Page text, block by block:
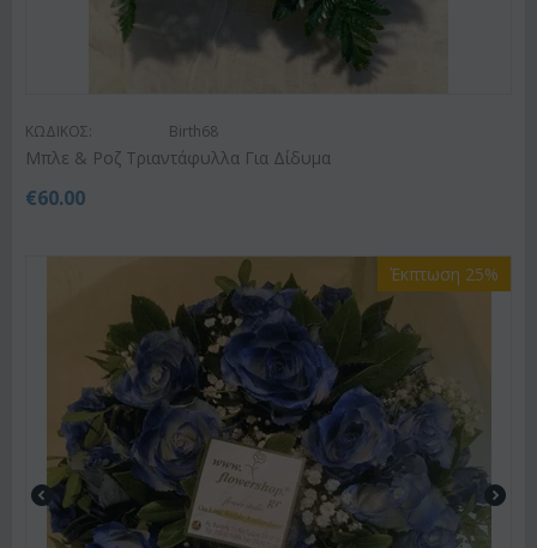
ΚΩΔΙΚΟΣ: Birth68
Μπλε & Ροζ Τριαντάφυλλα Για Δίδυμα
€60.00
Έκπτωση 25%